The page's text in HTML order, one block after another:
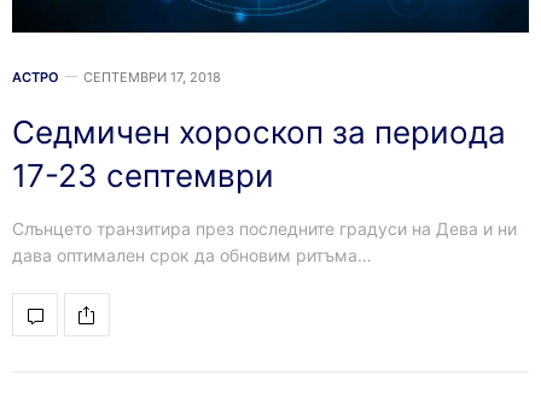
АСТРО СЕПТЕМВРИ 17, 2018
Седмичен хороскоп за периода
17-23 септември
Слънцето транзитира през последните градуси на Дева и ни
дава оптимален срок да обновим ритъма…